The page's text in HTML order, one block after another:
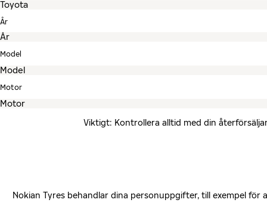
År
Model
Motor
Viktigt: Kontrollera alltid med din
Nokian Tyres behandlar dina personuppgifter, till exempel